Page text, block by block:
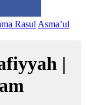
Rasul Asma’ul
|